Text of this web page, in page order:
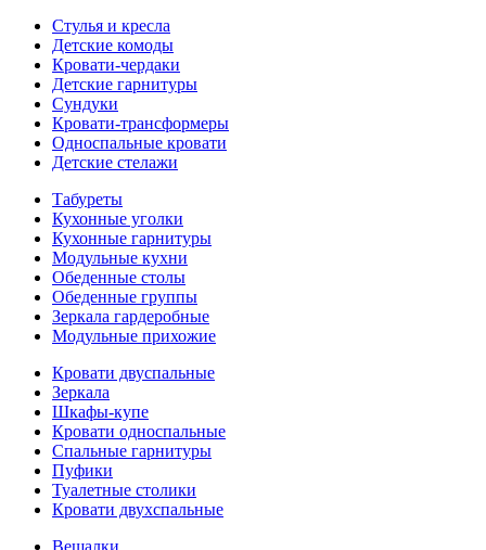
Стулья и кресла
Детские комоды
Кровати-чердаки
Детские гарнитуры
Сундуки
Кровати-трансформеры
Односпальные кровати
Детские стелажи
Табуреты
Кухонные уголки
Кухонные гарнитуры
Модульные кухни
Обеденные столы
Обеденные группы
Зеркала гардеробные
Модульные прихожие
Кровати двуспальные
Зеркала
Шкафы-купе
Кровати односпальные
Спальные гарнитуры
Пуфики
Туалетные столики
Кровати двухспальные